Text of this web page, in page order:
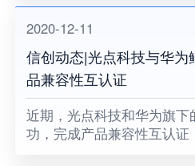
业中台将很难健康地成长。
2020-12-11
信创动态|光点科技与华为
品兼容性互认证
近期，光点科技和华为旗
功，完成产品兼容性互认